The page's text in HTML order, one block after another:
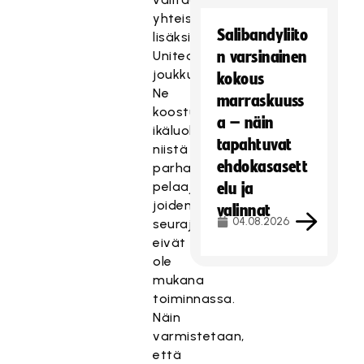
yhteistyöseurojen
lisäksi
United-
joukkueet.
Ne
koostuvat
ikäluokkansa
niistä
parhaista
pelaajista,
joiden
seurajoukkueet
eivät
ole
mukana
toiminnassa.
Näin
varmistetaan,
että
Salibandyliito
n varsinainen
kokous
marraskuuss
a – näin
tapahtuvat
ehdokasasett
elu ja
valinnat
04.08.2026